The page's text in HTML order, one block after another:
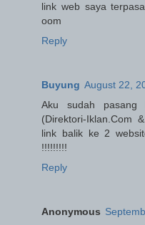
link web saya
oom
Reply
Buyung August 22,
Aku sudah
(Direktori-Iklan.Com
link balik ke 2
!!!!!!!!!
Reply
Anonymous